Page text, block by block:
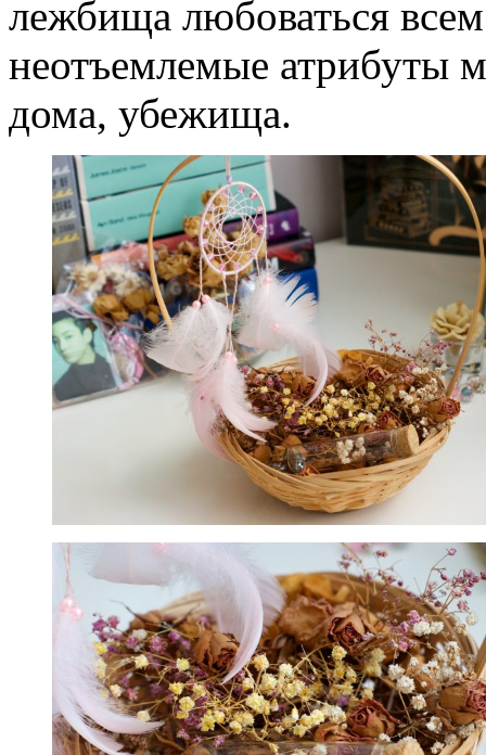
лежбища любоваться
неотъемлемые атрибуты
дома, убежища.